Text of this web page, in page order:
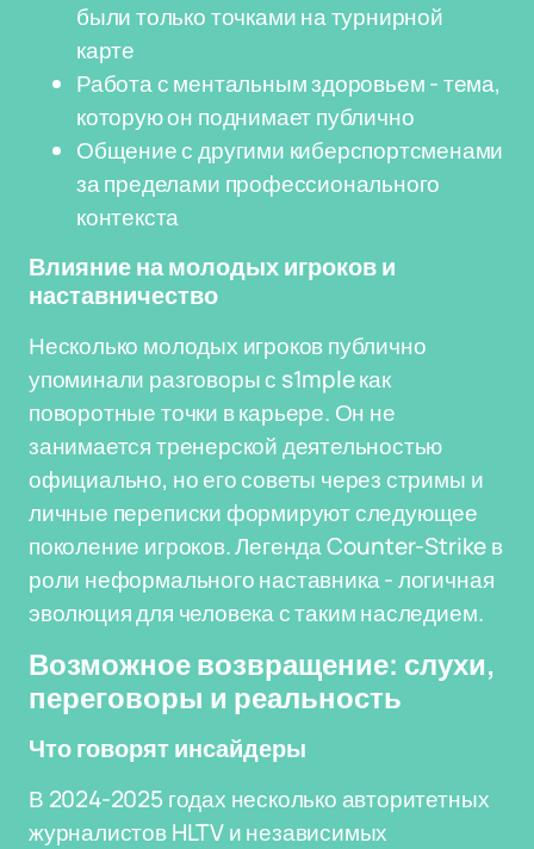
были только точками на турнирной
карте
Работа с ментальным здоровьем - тема,
которую он поднимает публично
Общение с другими киберспортсменами
за пределами профессионального
контекста
Влияние на молодых игроков и
наставничество
Несколько молодых игроков публично
упоминали разговоры с s1mple как
поворотные точки в карьере. Он не
занимается тренерской деятельностью
официально, но его советы через стримы и
личные переписки формируют следующее
поколение игроков. Легенда Counter-Strike в
роли неформального наставника - логичная
эволюция для человека с таким наследием.
Возможное возвращение: слухи,
переговоры и реальность
Что говорят инсайдеры
В 2024-2025 годах несколько авторитетных
журналистов HLTV и независимых